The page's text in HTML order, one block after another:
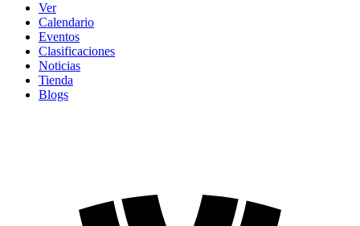
Ver
Calendario
Eventos
Clasificaciones
Noticias
Tienda
Blogs